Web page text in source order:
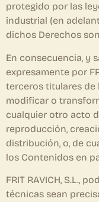
protegido por las
industrial (en
dichos Derechos
En consecuencia, y
expresamente por
terceros titulares de
modificar o
cualquier otro acto
reproducción,
distribución, o, de
los Contenidos en
FRIT RAVICH, S.L.,
técnicas sean